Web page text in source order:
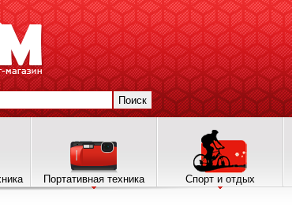
Поиск
Портативная техника Спорт и отдых